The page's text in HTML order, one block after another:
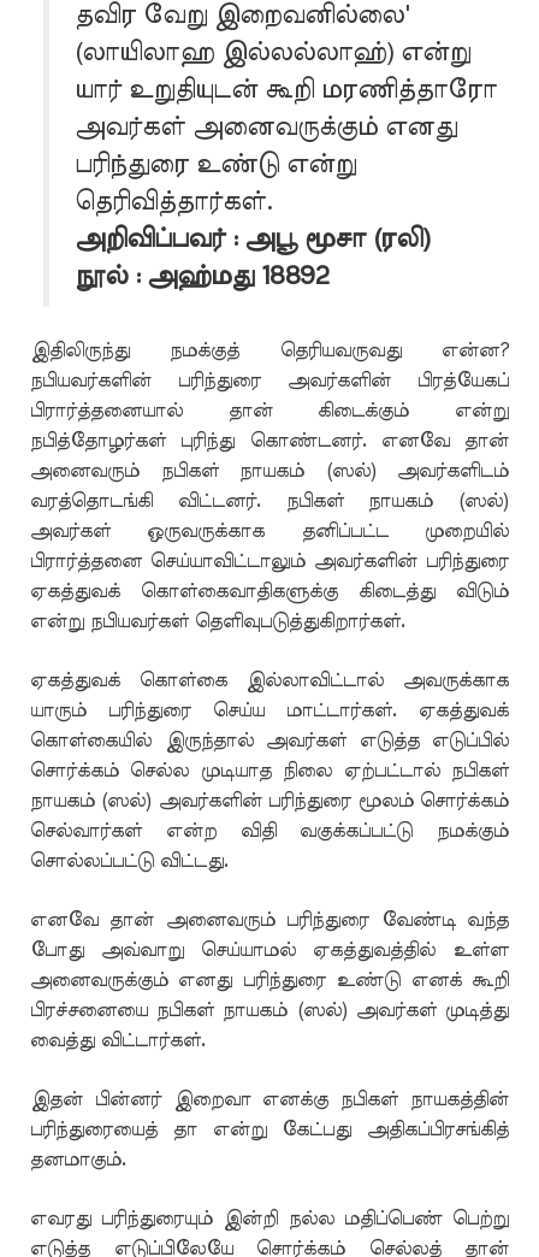
தவிர வேறு இறைவனில்லை'
(லாயிலாஹ இல்லல்லாஹ்) என்று
யார் உறுதியுடன் கூறி மரணித்தாரோ
அவர்கள் அனைவருக்கும் எனது
பரிந்துரை உண்டு என்று
தெரிவித்தார்கள்.
அறிவிப்பவர் : அபூ மூசா (ரலி)
நூல் : அஹ்மது 18892
இதிலிருந்து நமக்குத் தெரியவருவது என்ன?
நபியவர்களின் பரிந்துரை அவர்களின் பிரத்யேகப்
பிரார்த்தனையால் தான் கிடைக்கும் என்று
நபித்தோழர்கள் புரிந்து கொண்டனர். எனவே தான்
அனைவரும் நபிகள் நாயகம் (ஸல்) அவர்களிடம்
வரத்தொடங்கி விட்டனர். நபிகள் நாயகம் (ஸல்)
அவர்கள் ஒருவருக்காக தனிப்பட்ட முறையில்
பிரார்த்தனை செய்யாவிட்டாலும் அவர்களின் பரிந்துரை
ஏகத்துவக் கொள்கைவாதிகளுக்கு கிடைத்து விடும்
என்று நபியவர்கள் தெளிவுபடுத்துகிறார்கள்.
ஏகத்துவக் கொள்கை இல்லாவிட்டால் அவருக்காக
யாரும் பரிந்துரை செய்ய மாட்டார்கள். ஏகத்துவக்
கொள்கையில் இருந்தால் அவர்கள் எடுத்த எடுப்பில்
சொர்க்கம் செல்ல முடியாத நிலை ஏற்பட்டால் நபிகள்
நாயகம் (ஸல்) அவர்களின் பரிந்துரை மூலம் சொர்க்கம்
செல்வார்கள் என்ற விதி வகுக்கப்பட்டு நமக்கும்
சொல்லப்பட்டு விட்டது.
எனவே தான் அனைவரும் பரிந்துரை வேண்டி வந்த
போது அவ்வாறு செய்யாமல் ஏகத்துவத்தில் உள்ள
அனைவருக்கும் எனது பரிந்துரை உண்டு எனக் கூறி
பிரச்சனையை நபிகள் நாயகம் (ஸல்) அவர்கள் முடித்து
வைத்து விட்டார்கள்.
இதன் பின்னர் இறைவா எனக்கு நபிகள் நாயகத்தின்
பரிந்துரையைத் தா என்று கேட்பது அதிகப்பிரசங்கித்
தனமாகும்.
எவரது பரிந்துரையும் இன்றி நல்ல மதிப்பெண் பெற்று
எடுத்த எடுப்பிலேயே சொர்க்கம் செல்லத் தான்